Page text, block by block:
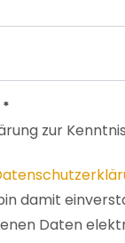
*
zur
damit
Daten